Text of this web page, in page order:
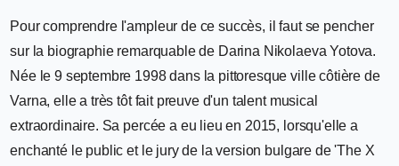
Pour comprendre l'ampleur de ce succès, il faut se pencher
sur la biographie remarquable de Darina Nikolaeva Yotova.
Née le 9 septembre 1998 dans la pittoresque ville côtière de
Varna, elle a très tôt fait preuve d'un talent musical
extraordinaire. Sa percée a eu lieu en 2015, lorsqu'elle a
enchanté le public et le jury de la version bulgare de 'The X